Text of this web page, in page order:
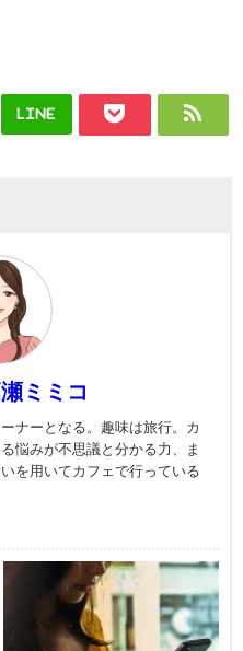
LINE
ミミコ
ナーとなる。趣味は旅行。カ
悩みが不思議と分かる力、ま
を用いてカフェで行っている